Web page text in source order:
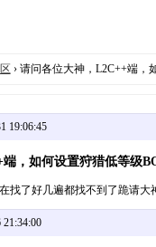
› 请问各位大神，L2C++端，
19:06:45
，如何设置狩猎低等级
找了好几遍都找不到了跪请大